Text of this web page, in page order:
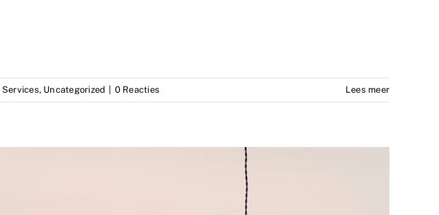
Services, Uncategorized 0 Reacties Lees meer